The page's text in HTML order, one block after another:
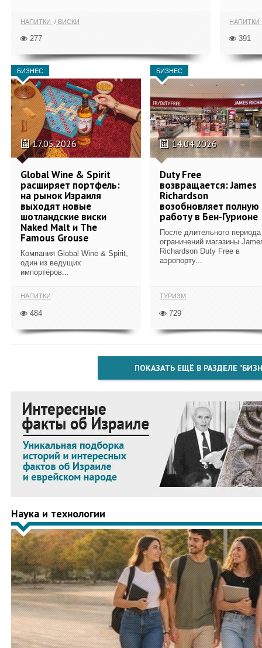
НАПИТКИ ВИСКИ
277
НАПИТКИ
391
БИЗНЕС
17.05.2026
Global Wine & Spirit
расширяет портфель:
на рынок Израиля
выходят новые
шотландские виски
Naked Malt и The
Famous Grouse
Компания Global Wine & Spirit,
один из ведущих
импортёров...
НАПИТКИ
484
БИЗНЕС
14.04.2026
Duty Free
возвращается: James
Richardson
возобновляет полную
работу в Бен-Гурионе
После длительного периода
ограничений магазины
Richardson Duty Free в
аэропорту...
ТУРИЗМ
729
ПОКАЗАТЬ ЕЩЁ В РАЗДЕЛЕ
Наука и технологии